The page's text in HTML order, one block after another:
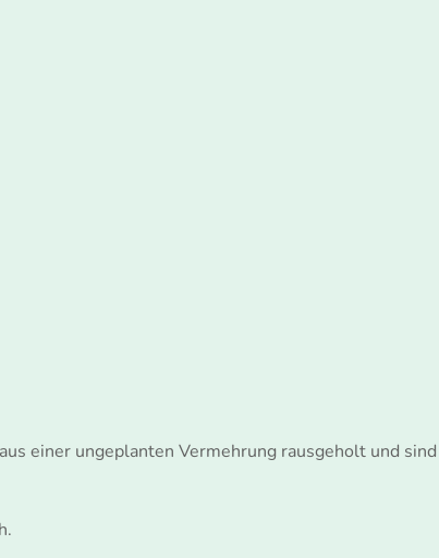
einer ungeplanten Vermehrung rausgeholt und sind